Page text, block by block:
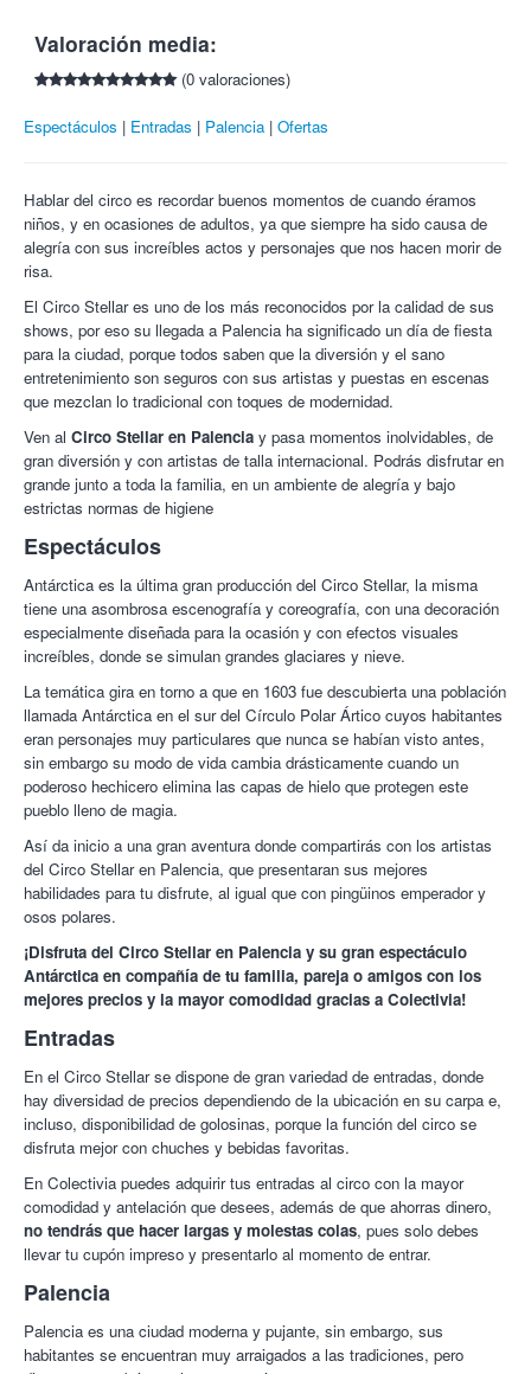
Entrada adulto para Circo Stellar en zona oro VIP por 25€.
**Día del espectador:25, 28,29 y 30 de agosto.
rocas heladas habitantes nunca vistos. Todo cambia en su
mundo a causa de la llegada de un hechicero que rompe la gran
capa de hielo que cubría aquella mágica aldea.
Durante 2h una gran variedad de artistas se desafían con
acrobacias y disciplinas en el lugar más recóndito, alejado e
inhóspito del planeta.
Todo envuelto en una iluminación deslumbrante,
una escenografía con glaciares y nieve, un mar congelado,
pingüinos emperador y osos polares serán los encargados de
dar vida a esta mágica experiencia en la Antártida.
¡Déjate envolver por la magia del circo y Colectivia!
Un cupón por persona. Compra y regala todos los cupones
que quieras.
Canjea tu cupón impreso por la entrada en la taquilla una
hora antes del espectáculo.
Este cupón no admite cambios, cancelaciones o
espectáculo.
Valoración media:
(0 valoraciones)
Espectáculos Entradas Palencia Ofertas
Hablar del circo es recordar buenos momentos de cuando éramos
niños, y en ocasiones de adultos, ya que siempre ha sido causa de
alegría con sus increíbles actos y personajes que nos hacen morir de
risa.
El Circo Stellar es uno de los más reconocidos por la calidad de sus
shows, por eso su llegada a Palencia ha significado un día de fiesta
para la ciudad, porque todos saben que la diversión y el sano
entretenimiento son seguros con sus artistas y puestas en escenas
que mezclan lo tradicional con toques de modernidad.
Ven al Circo Stellar en Palencia y pasa momentos inolvidables, de
gran diversión y con artistas de talla internacional. Podrás disfrutar en
grande junto a toda la familia, en un ambiente de alegría y bajo
estrictas normas de higiene
Espectáculos
Antárctica es la última gran producción del Circo Stellar, la misma
tiene una asombrosa escenografía y coreografía, con una decoración
especialmente diseñada para la ocasión y con efectos visuales
increíbles, donde se simulan grandes glaciares y nieve.
La temática gira en torno a que en 1603 fue descubierta una población
llamada Antárctica en el sur del Círculo Polar Ártico cuyos habitantes
eran personajes muy particulares que nunca se habían visto antes,
sin embargo su modo de vida cambia drásticamente cuando un
poderoso hechicero elimina las capas de hielo que protegen este
pueblo lleno de magia.
Así da inicio a una gran aventura donde compartirás con los artistas
del Circo Stellar en Palencia, que presentaran sus mejores
habilidades para tu disfrute, al igual que con pingüinos emperador y
osos polares.
¡Disfruta del Circo Stellar en Palencia y su gran espectáculo
Antárctica en compañía de tu familia, pareja o amigos con los
mejores precios y la mayor comodidad gracias a Colectivia!
Entradas
En el Circo Stellar se dispone de gran variedad de entradas, donde
hay diversidad de precios dependiendo de la ubicación en su carpa e,
incluso, disponibilidad de golosinas, porque la función del circo se
disfruta mejor con chuches y bebidas favoritas.
En Colectivia puedes adquirir tus entradas al circo con la mayor
comodidad y antelación que desees, además de que ahorras dinero,
no tendrás que hacer largas y molestas colas, pues solo debes
llevar tu cupón impreso y presentarlo al momento de entrar.
Palencia
Palencia es una ciudad moderna y pujante, sin embargo, sus
habitantes se encuentran muy arraigados a las tradiciones, pero